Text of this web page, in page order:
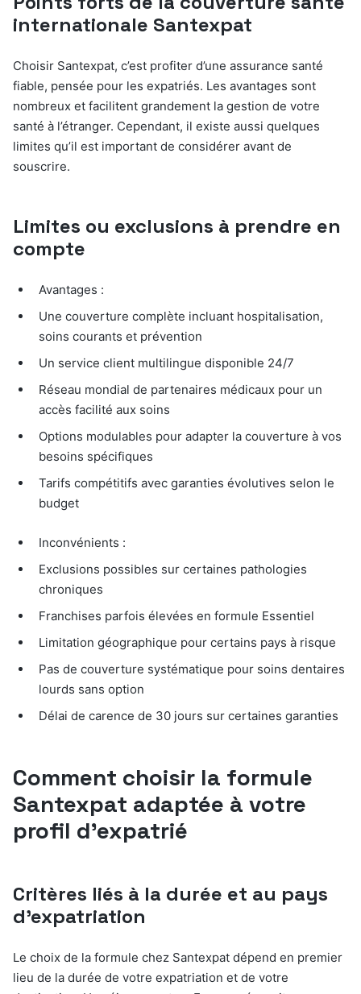
internationale Santexpat
Choisir Santexpat, c’est profiter d’une assurance santé
fiable, pensée pour les expatriés. Les avantages sont
nombreux et facilitent grandement la gestion de votre
santé à l’étranger. Cependant, il existe aussi quelques
limites qu’il est important de considérer avant de
souscrire.
Limites ou exclusions à prendre en
compte
Avantages :
Une couverture complète incluant hospitalisation,
soins courants et prévention
Un service client multilingue disponible 24/7
Réseau mondial de partenaires médicaux pour un
accès facilité aux soins
Options modulables pour adapter la couverture à vos
besoins spécifiques
Tarifs compétitifs avec garanties évolutives selon le
budget
Inconvénients :
Exclusions possibles sur certaines pathologies
chroniques
Franchises parfois élevées en formule Essentiel
Limitation géographique pour certains pays à risque
Pas de couverture systématique pour soins dentaires
lourds sans option
Délai de carence de 30 jours sur certaines garanties
Comment choisir la formule
Santexpat adaptée à votre
profil d’expatrié
Critères liés à la durée et au pays
d’expatriation
Le choix de la formule chez Santexpat dépend en premier
lieu de la durée de votre expatriation et de votre